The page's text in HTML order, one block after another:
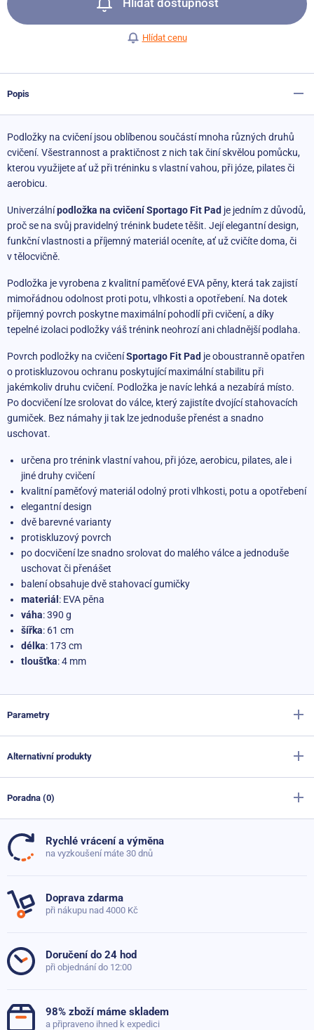
Hlídat dostupnost
Hlídat cenu
Popis
Podložky na cvičení jsou oblíbenou součástí mnoha různých druhů
cvičení. Všestrannost a praktičnost z nich tak činí skvělou pomůcku,
kterou využijete ať už při tréninku s vlastní vahou, při józe, pilates či
aerobicu.
Univerzálnípodložka na cvičení Sportago Fit Pad je jedním z důvodů,
proč se na svůj pravidelný trénink budete těšit. Její elegantní design,
funkční vlastnosti a příjemný materiál oceníte, ať už cvičíte doma, či
v tělocvičně.
Podložka je vyrobena z kvalitní paměťové EVA pěny, která tak zajistí
mimořádnou odolnost proti potu, vlhkosti a opotřebení. Na dotek
příjemný povrch poskytne maximální pohodlí při cvičení, a díky
tepelné izolaci podložky váš trénink neohrozí ani chladnější podlaha.
Povrch podložky na cvičeníSportago Fit Pad je oboustranně opatřen
o protiskluzovou ochranu poskytující maximální stabilitu při
jakémkoliv druhu cvičení. Podložka je navíc lehká a nezabírá místo.
Po docvičení lze srolovat do válce, který zajistíte dvojící stahovacích
gumiček. Bez námahy ji tak lze jednoduše přenést a snadno
uschovat.
určena pro trénink vlastní vahou, při józe, aerobicu, pilates, ale i
jiné druhy cvičení
kvalitní paměťový materiál odolný proti vlhkosti, potu a opotřebení
elegantní design
dvě barevné varianty
protiskluzový povrch
po docvičení lze snadno srolovat do malého válce a jednoduše
uschovat či přenášet
balení obsahuje dvě stahovací gumičky
materiál : EVA pěna
váha: 390 g
šířka: 61 cm
délka: 173 cm
tloušťka: 4 mm
Parametry
Výrobce
Barva
Materiál EVA pěna
Rozměry
Šířka
Protiskluzové provedení
Alternativní produkty
379 Kč
89 Kč
69 Kč
699 Kč
Poradna (0)
Dosud nebyly přidány žádné otázky. Ptejte se nás, rádi
Položit dotaz
Rychlé vrácení a výměna
na vyzkoušení máte 30 dnů
Doprava zdarma
při nákupu nad 4000 Kč
Doručení do 24 hod
při objednání do 12:00
98% zboží máme skladem
a připraveno ihned k expedici